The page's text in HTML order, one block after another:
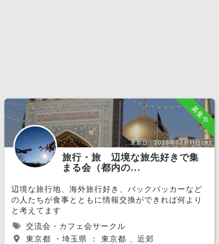
募集中
更新日：2026年02月11日(水)
旅行・旅 辺境な旅先好きで集
まる会（都内の...
辺境な旅行地、海外旅行好き、バックパッカーなど
の人たちが食事とともに情報交換ができれば何より
と考えてます
交流会・カフェ会サークル
東京都 ・埼玉県 ： 東京都 、近郊